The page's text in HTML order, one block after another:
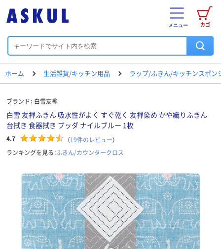
カゴ
メニュー
ホーム 生活雑貨/キッチン用品 ラップ/ふきん/キッチンスポン
ブランド： 白雪友禅
白雪 友禅ふきん 吸水性がよく すぐ乾く 友禅染め かや織りふきん
台拭き 食器拭き ブッダ ナイルブルー 1枚
4.7 （19件のレビュー）
ランキングを見る：ふきん/カウンタークロス